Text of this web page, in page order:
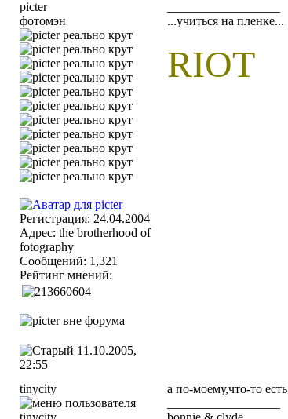
фотомэн
Регистрация: 24.04.2004
Адрес: the brotherhood of
fotography
Сообщений: 1,321
Рейтинг мнений:
...учиться на пленке...
RIOT
11.10.2005,
22:55
tinycity
а по-моему,что-то есть